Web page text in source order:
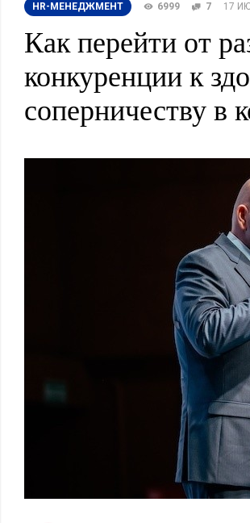
HR-МЕНЕДЖМЕНТ 6999 7 17
Как перейти от
конкуренции к
соперничеству в